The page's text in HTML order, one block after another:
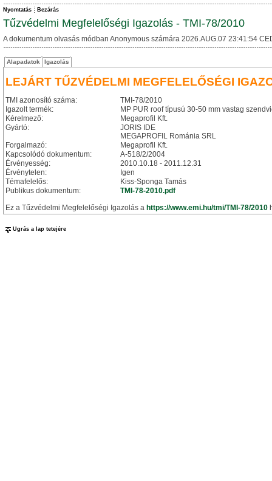
Nyomtatás Bezárás
Tűzvédelmi Megfelelőségi Igazolás - TMI-78/2010
A dokumentum olvasás módban Anonymous számára 2026.AUG.07 23:41:54
Alapadatok Igazolás
LEJÁRT TŰZVÉDELMI MEGFELELŐSÉGI
TMI azonosító száma:
TMI-78/2010
Igazolt termék:
MP PUR roof típusú 30-50 mm vastag
Kérelmező:
Megaprofil Kft.
Gyártó:
JORIS IDE
MEGAPROFIL Románia SRL
Forgalmazó:
Megaprofil Kft.
Kapcsolódó dokumentum:
A-518/2/2004
Érvényesség:
2010.10.18 - 2011.12.31
Érvénytelen:
Igen
Témafelelős:
Kiss-Sponga Tamás
Publikus dokumentum:
TMI-78-2010.pdf
Ez a Tűzvédelmi Megfelelőségi Igazolás a https://www.emi.hu/tmi/TMI-78/2010
Ugrás a lap tetejére